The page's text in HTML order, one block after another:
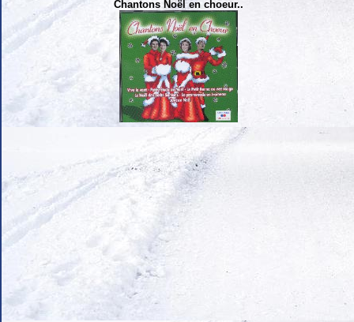
Chantons Noël en choeur..